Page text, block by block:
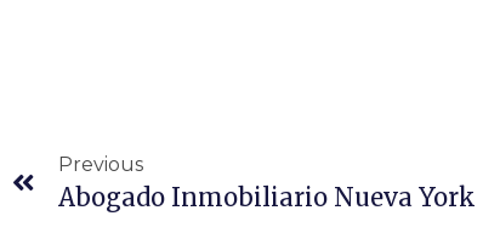
Previous
Abogado Inmobiliario Nueva York